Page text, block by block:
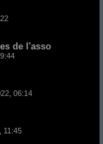
de l'asso
06:14
11:45